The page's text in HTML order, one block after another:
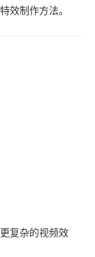
效制作方法。
复杂的视频效